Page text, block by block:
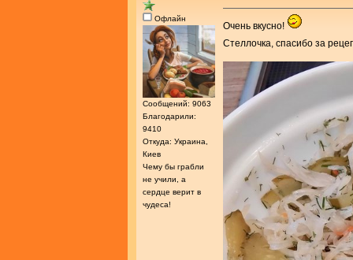
Офлайн
Сообщений: 9063
Благодарили:
9410
Откуда: Украина,
Киев
Чему бы грабли
не учили, а
сердце верит в
чудеса!
Очень вкусно!
Стеллочка, спасибо за